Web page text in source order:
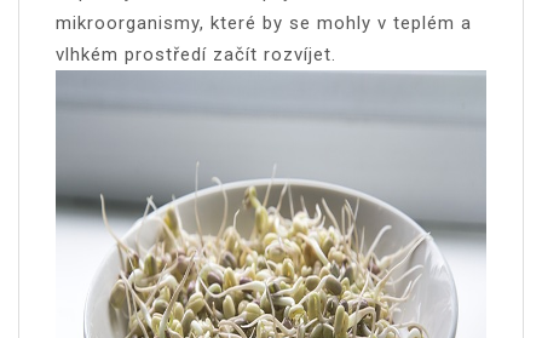
mikroorganismy, které by se mohly v teplém a
vlhkém prostředí začít rozvíjet.